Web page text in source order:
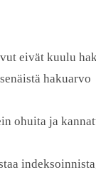
eivät kuulu
hakuarvo
ohuita ja